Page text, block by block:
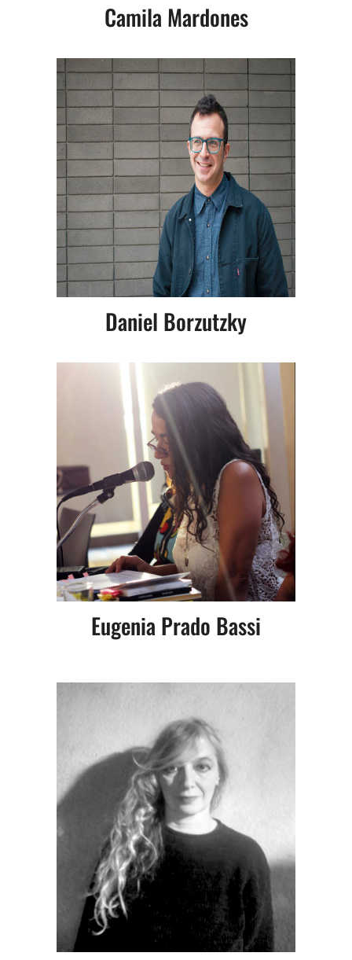
Camila Mardones
Daniel Borzutzky
Eugenia Prado Bassi